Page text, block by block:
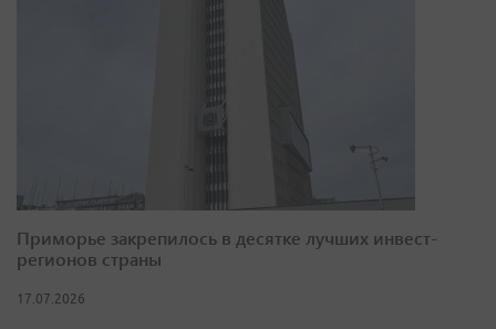
Приморье закрепилось в десятке лучших инвест-
регионов страны
17.07.2026